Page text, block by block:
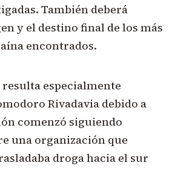
También deberá
y el destino final de los más
encontrados.
especialmente
Rivadavia debido a
comenzó siguiendo
una organización que
droga hacia el sur